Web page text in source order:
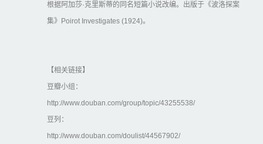
根据阿加莎·克里斯蒂的同名短篇小说改编。出版于《波洛探案
集》Poirot Investigates (1924)。
【相关链接】
豆瓣小组：
http://www.douban.com/group/topic/43255538/
豆列：
http://www.douban.com/doulist/44567902/